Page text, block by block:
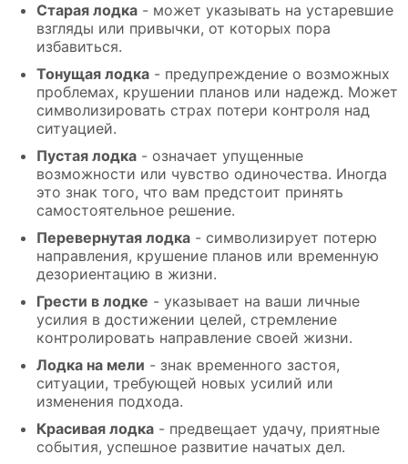
Старая лодка - может указывать на устаревшие
взгляды или привычки, от которых пора
избавиться.
Тонущая лодка - предупреждение о возможных
проблемах, крушении планов или надежд. Может
символизировать страх потери контроля над
ситуацией.
Пустая лодка - означает упущенные
возможности или чувство одиночества. Иногда
это знак того, что вам предстоит принять
самостоятельное решение.
Перевернутая лодка - символизирует потерю
направления, крушение планов или временную
дезориентацию в жизни.
Грести в лодке - указывает на ваши личные
усилия в достижении целей, стремление
контролировать направление своей жизни.
Лодка на мели - знак временного застоя,
ситуации, требующей новых усилий или
изменения подхода.
Красивая лодка - предвещает удачу, приятные
события, успешное развитие начатых дел.